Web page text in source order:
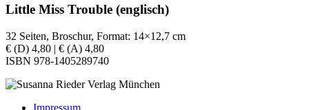
Little Miss Trouble (englisch)
32 Seiten, Broschur, Format: 14×12,7 cm
€ (D) 4,80 | € (A) 4,80
ISBN 978-1405289740
Impressum